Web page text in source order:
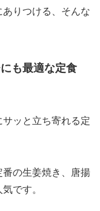
りつける、そんな
も最適な定食
サッと立ち寄れる定
の生姜焼き、唐揚
です。